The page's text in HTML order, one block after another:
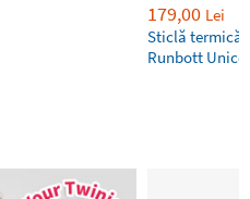
179,00 Lei
Sticlă termică
Runbott